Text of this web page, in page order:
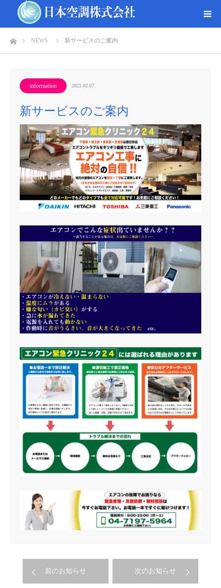
ホームNEWS 新サービスのご案内
information 2021.02.07
新サービスのご案内
前のお知らせ 次のお知らせ